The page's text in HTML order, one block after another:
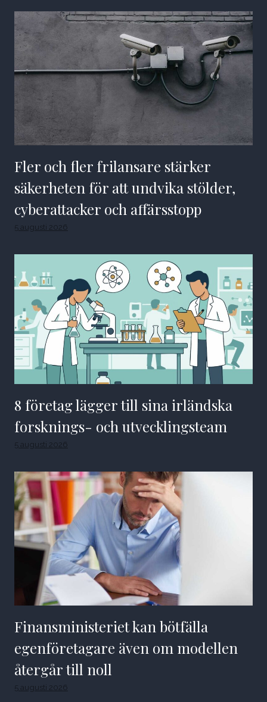
Fler och fler frilansare stärker
säkerheten för att undvika stölder,
cyberattacker och affärsstopp
5 augusti 2026
8 företag lägger till sina irländska
forsknings- och utvecklingsteam
5 augusti 2026
Finansministeriet kan bötfälla
egenföretagare även om modellen
återgår till noll
5 augusti 2026